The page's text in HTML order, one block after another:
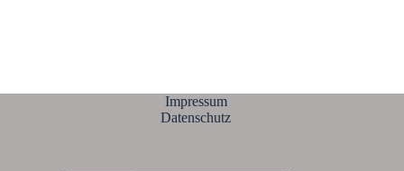
Impressum
Datenschutz